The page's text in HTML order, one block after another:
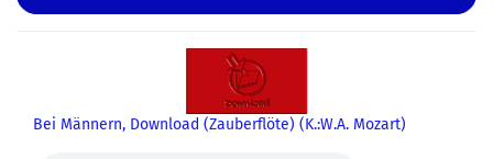
Bei Männern, Download (Zauberflöte) (K.:W.A. Mozart)